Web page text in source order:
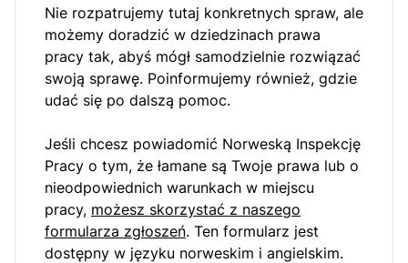
Nie rozpatrujemy tutaj konkretnych spraw, ale
możemy doradzić w dziedzinach prawa
pracy tak, abyś mógł samodzielnie rozwiązać
swoją sprawę. Poinformujemy również, gdzie
udać się po dalszą pomoc.
Jeśli chcesz powiadomić Norweską Inspekcję
Pracy o tym, że łamane są Twoje prawa lub o
nieodpowiednich warunkach w miejscu
pracy, możesz skorzystać z naszego
formularza zgłoszeń. Ten formularz jest
dostępny w języku norweskim i angielskim.